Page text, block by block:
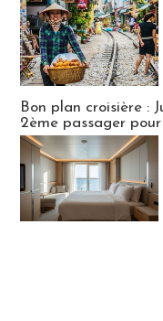
Bon plan croisière :
2ème passager